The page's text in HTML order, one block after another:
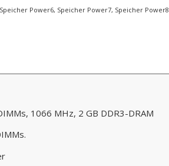
Speicher Power6, Speicher Power7, Speicher Power8
1066 MHz, 2 GB DDR3-DRAM